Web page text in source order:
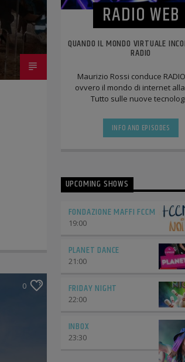
0
RADIO WEB
QUANDO IL MONDO VIRTUALE
RADIO
Maurizio Rossi conduce
ovvero il mondo di internet
Tutto sulle nuove
letteralmente sotto [...]
INFO AND EPISODES
UPCOMING SHOWS
FONDAZIONE MAFFI FCCM
19:00
PLANET DANCE
21:00
FRIDAY NIGHT
22:00
INBOX
23:30